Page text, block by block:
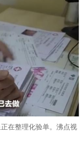
在整理化验单。沸点视